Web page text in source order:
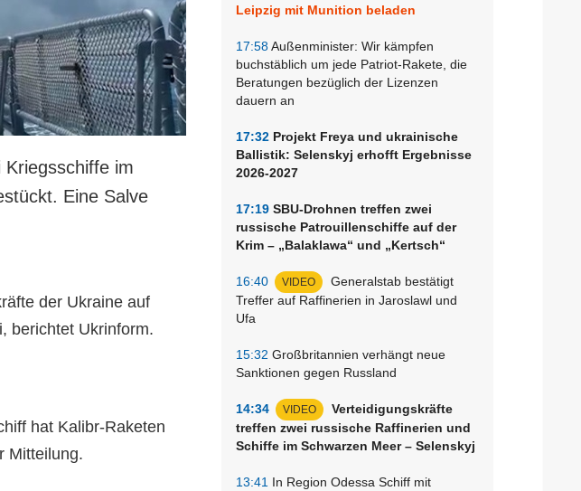
Leipzig mit Munition beladen
17:58Außenminister: Wir kämpfen
buchstäblich um jede Patriot-Rakete, die
Beratungen bezüglich der Lizenzen
dauern an
17:32 Projekt Freya und ukrainische
Ballistik: Selenskyj erhofft Ergebnisse
2026-2027
17:19 SBU-Drohnen treffen zwei
russische Patrouillenschiffe auf der
Krim – „Balaklawa“ und „Kertsch“
16:40 VIDEO
Generalstab bestätigt
Treffer auf Raffinerien in Jaroslawl und
Ufa
15:32 Großbritannien verhängt neue
Sanktionen gegen Russland
14:34 VIDEO
Verteidigungskräfte
treffen zwei russische Raffinerien und
Schiffe im Schwarzen Meer – Selenskyj
13:41 In Region Odessa Schiff mit
im
Eine Salve
der Ukraine auf
berichtet Ukrinform.
hat Kalibr-Raketen
Mitteilung.